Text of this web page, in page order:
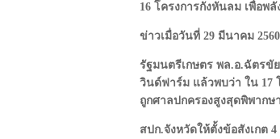
16 โครงการกังหันลม เพื่อพ
ข่าวเมื่อวันที่ 29 มีนาคม 2560
รัฐมนตรีเกษตร พล.อ.ฉัตรขั
วินด์ฟาร์ม แล้วพบว่า ใน 17
ถูกศาลปกครองสูงสุดพิพากษ
สปก.จังหวัดให้ตั้งข้อสังเกต